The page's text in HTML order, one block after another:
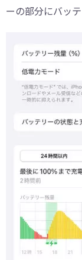
ーの部分にバッ